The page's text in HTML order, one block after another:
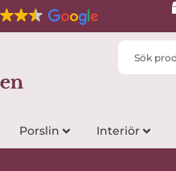
Search
Porslin Interiör